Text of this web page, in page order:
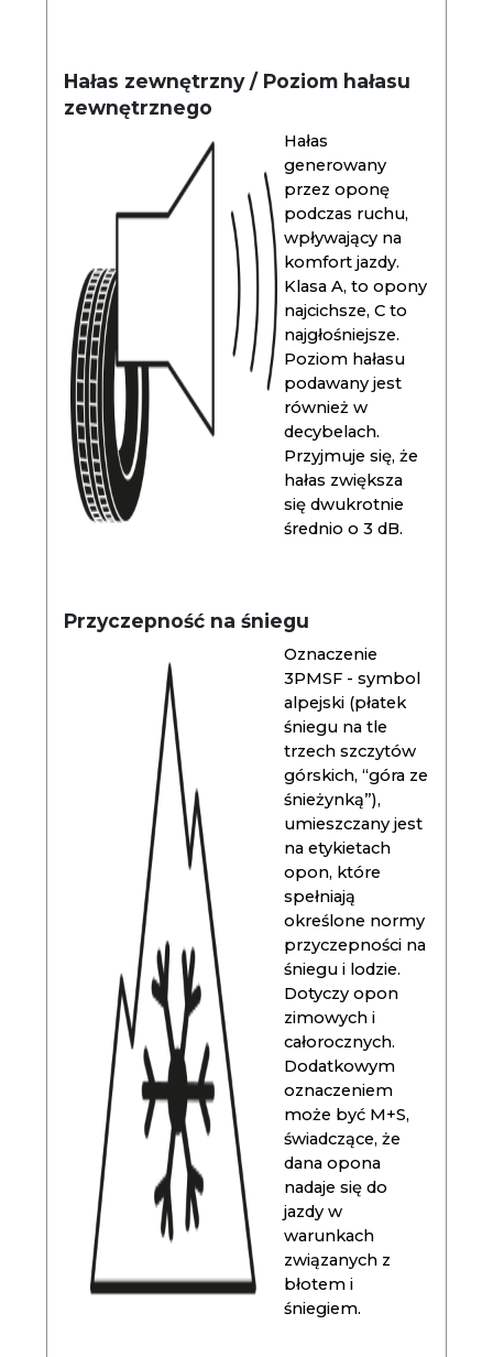
Hałas zewnętrzny / Poziom hałasu
zewnętrznego
Hałas
generowany
przez oponę
podczas ruchu,
wpływający na
komfort jazdy.
Klasa A, to opony
najcichsze, C to
najgłośniejsze.
Poziom hałasu
podawany jest
również w
decybelach.
Przyjmuje się, że
hałas zwiększa
się dwukrotnie
średnio o 3 dB.
Przyczepność na śniegu
Oznaczenie
3PMSF - symbol
alpejski (płatek
śniegu na tle
trzech szczytów
górskich, “góra ze
śnieżynką”),
umieszczany jest
na etykietach
opon, które
spełniają
określone normy
przyczepności na
śniegu i lodzie.
Dotyczy opon
zimowych i
całorocznych.
Dodatkowym
oznaczeniem
może być M+S,
świadczące, że
dana opona
nadaje się do
jazdy w
warunkach
związanych z
błotem i
śniegiem.